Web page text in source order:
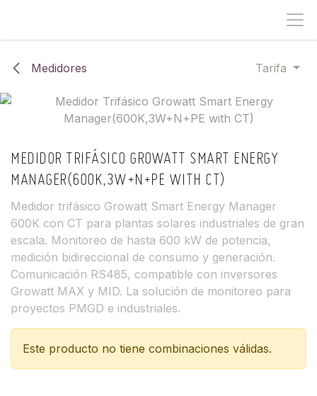
Medidores Tarifa
MEDIDOR TRIFÁSICO GROWATT SMART ENERGY
MANAGER(600K,3W+N+PE WITH CT)
Medidor trifásico Growatt Smart Energy Manager
600K con CT para plantas solares industriales de gran
escala. Monitoreo de hasta 600 kW de potencia,
medición bidireccional de consumo y generación.
Comunicación RS485, compatible con inversores
Growatt MAX y MID. La solución de monitoreo para
proyectos PMGD e industriales.
Este producto no tiene combinaciones válidas.